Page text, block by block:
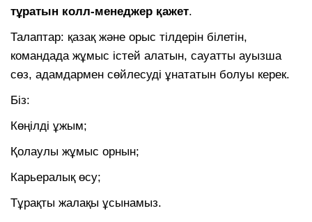
тұратын колл-менеджер қажет.
Талаптар: қазақ және орыс тілдерін білетін,
командада жұмыс істей алатын, сауатты ауызша
сөз, адамдармен сөйлесуді ұнататын болуы керек.
Біз:
Көңілді ұжым;
Қолаулы жұмыс орнын;
Карьералық өсу;
Тұрақты жалақы ұсынамыз.